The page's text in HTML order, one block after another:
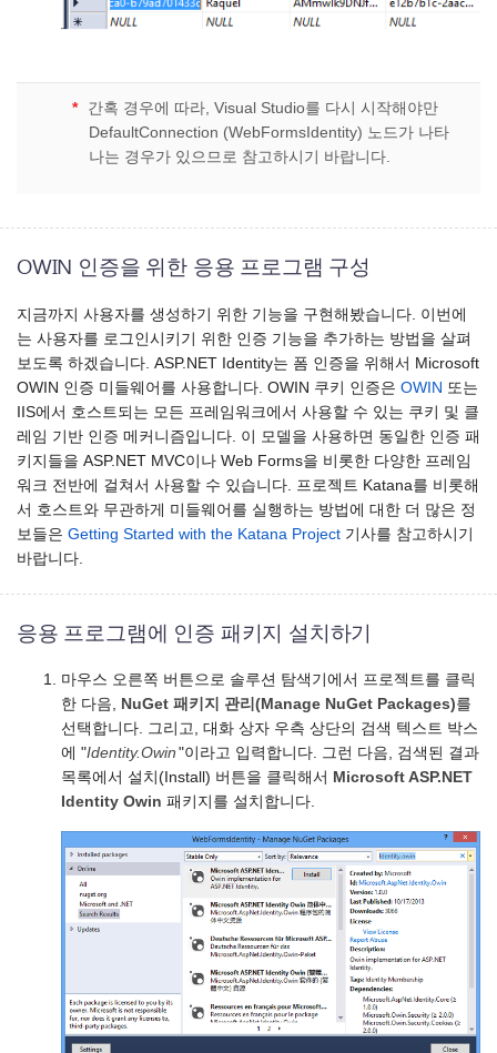
*
간혹 경우에 따라, Visual Studio를 다시 시작해야만
DefaultConnection (WebFormsIdentity) 노드가 나타
나는 경우가 있으므로 참고하시기 바랍니다.
OWIN 인증을 위한 응용 프로그램 구성
지금까지 사용자를 생성하기 위한 기능을 구현해봤습니다. 이번에
는 사용자를 로그인시키기 위한 인증 기능을 추가하는 방법을 살펴
보도록 하겠습니다. ASP.NET Identity는 폼 인증을 위해서 Microsoft
OWIN 인증 미들웨어를 사용합니다. OWIN 쿠키 인증은 OWIN 또는
IIS에서 호스트되는 모든 프레임워크에서 사용할 수 있는 쿠키 및 클
레임 기반 인증 메커니즘입니다. 이 모델을 사용하면 동일한 인증 패
키지들을 ASP.NET MVC이나 Web Forms을 비롯한 다양한 프레임
워크 전반에 걸쳐서 사용할 수 있습니다. 프로젝트 Katana를 비롯해
서 호스트와 무관하게 미들웨어를 실행하는 방법에 대한 더 많은 정
보들은 Getting Started with the Katana Project 기사를 참고하시기
바랍니다.
응용 프로그램에 인증 패키지 설치하기
마우스 오른쪽 버튼으로 솔루션 탐색기에서 프로젝트를 클릭
한 다음, NuGet 패키지 관리(Manage NuGet Packages)를
선택합니다. 그리고, 대화 상자 우측 상단의 검색 텍스트 박스
에 "Identity.Owin "이라고 입력합니다. 그런 다음, 검색된 결과
목록에서 설치(Install) 버튼을 클릭해서 Microsoft ASP.NET
Identity Owin 패키지를 설치합니다.